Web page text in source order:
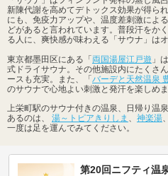
新陳代謝を高めてデトックス効果が得ら
にも、免疫力アップや、温度差刺激によ
どがあると言われています。普段汗をか
る人に、爽快感が味わえる「サウナ」はオ
東京都墨田区にある「 両国湯屋江戸遊 」
式ドライサウナ。その他施設内にたくさ
ースも充実。また、「 バーデと天然温泉
のサウナで心地よい刺激と発汗を楽しめま
上栄町駅のサウナ付きの温泉、日帰り温
あるのは、 湯～トピアきりしま 、 神楽湯、
一度は足を運んでみてください。
第20回ニフティ温